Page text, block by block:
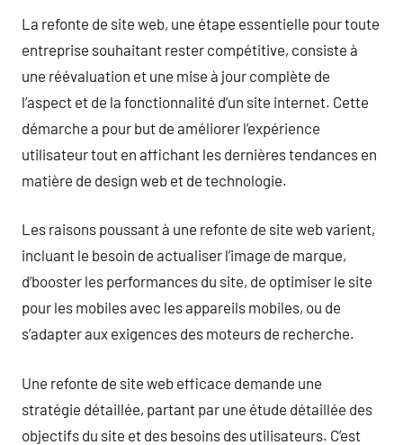
La refonte de site web, une étape essentielle pour toute
entreprise souhaitant rester compétitive, consiste à
une réévaluation et une mise à jour complète de
l’aspect et de la fonctionnalité d’un site internet. Cette
démarche a pour but de améliorer l’expérience
utilisateur tout en affichant les dernières tendances en
matière de design web et de technologie.
Les raisons poussant à une refonte de site web varient,
incluant le besoin de actualiser l’image de marque,
d’booster les performances du site, de optimiser le site
pour les mobiles avec les appareils mobiles, ou de
s’adapter aux exigences des moteurs de recherche.
Une refonte de site web efficace demande une
stratégie détaillée, partant par une étude détaillée des
objectifs du site et des besoins des utilisateurs. C’est